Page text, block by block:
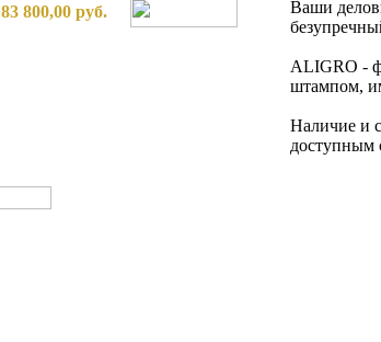
83 800,00 руб.
Ваши
ALIGRO -
штампом,
Наличие и
доступным